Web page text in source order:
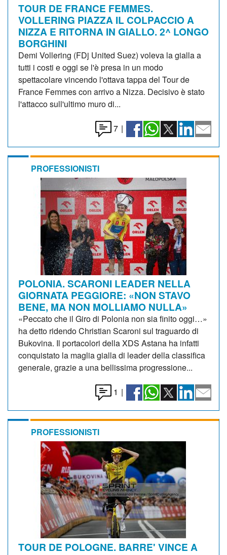
TOUR DE FRANCE FEMMES.
VOLLERING PIAZZA IL COLPACCIO A
NIZZA E RITORNA IN GIALLO. 2^ LONGO
BORGHINI
Demi Vollering (FDj United Suez) voleva la gialla a
tutti i costi e oggi se l'è presa in un modo
spettacolare vincendo l'ottava tappa del Tour de
France Femmes con arrivo a Nizza. Decisivo è stato
l'attacco sull'ultimo muro di...
7 |
PROFESSIONISTI
POLONIA. SCARONI LEADER NELLA
GIORNATA PEGGIORE: «NON STAVO
BENE, MA NON MOLLIAMO NULLA»
«Peccato che il Giro di Polonia non sia finito oggi…»
ha detto ridendo Christian Scaroni sul traguardo di
Bukovina. Il portacolori della XDS Astana ha infatti
conquistato la maglia gialla di leader della classifica
generale, grazie a una bellissima progressione...
1 |
PROFESSIONISTI
TOUR DE POLOGNE. BARRE' VINCE A